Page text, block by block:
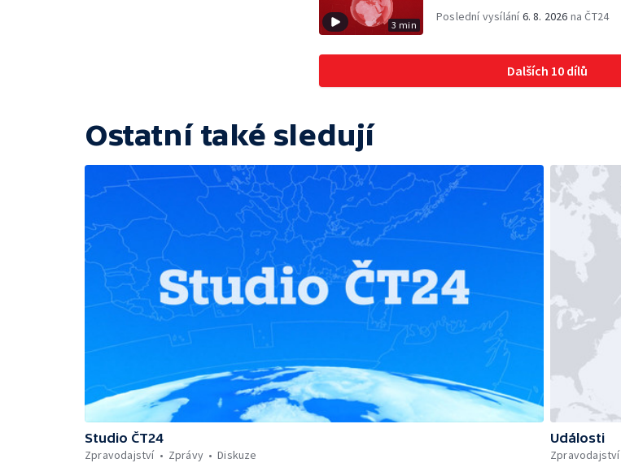
3 min
Poslední vysílání6. 8. 2026 na ČT24
Dalších 10 dílů
Ostatní také sledují
Studio ČT24
Zpravodajství
Zprávy Diskuze
Události
Zpravodajství